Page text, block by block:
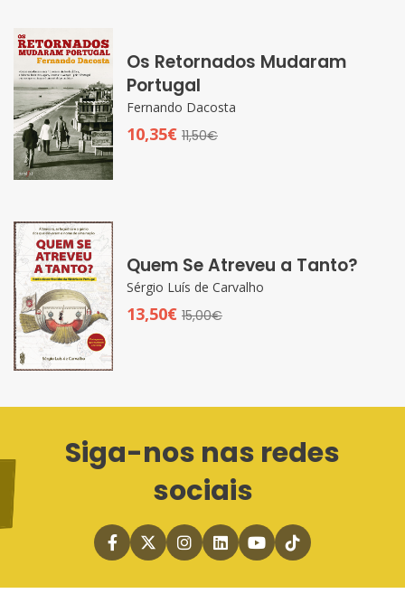
Os Retornados Mudaram
Portugal
Fernando Dacosta
10,35€ 11,50€
Quem Se Atreveu a Tanto?
Sérgio Luís de Carvalho
13,50€ 15,00€
Siga-nos nas redes
sociais